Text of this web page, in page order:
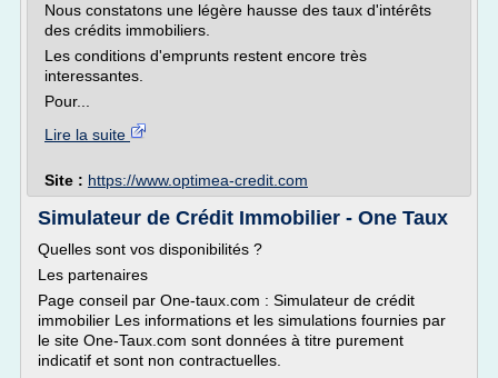
Nous constatons une légère hausse des taux d'intérêts
des crédits immobiliers.
Les conditions d'emprunts restent encore très
interessantes.
Pour...
Lire la suite
Site : https://www.optimea-credit.com
Simulateur de Crédit Immobilier - One Taux
Quelles sont vos disponibilités ?
Les partenaires
Page conseil par One-taux.com : Simulateur de crédit
immobilier Les informations et les simulations fournies par
le site One-Taux.com sont données à titre purement
indicatif et sont non contractuelles.